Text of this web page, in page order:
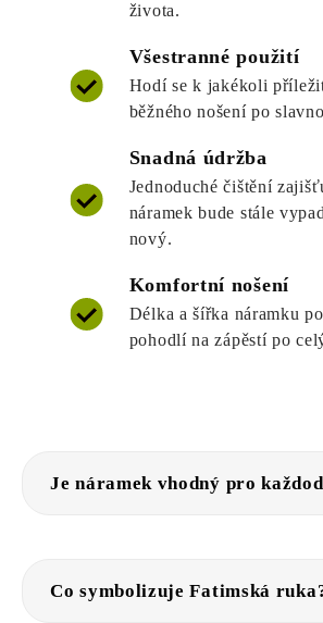
života.
Všestranné použití
Hodí se k jakékoli
běžného nošení po
Snadná údržba
Jednoduché čištění
náramek bude stále
nový.
Komfortní nošení
Délka a šířka náramku
pohodlí na zápěstí po
Je náramek vhodný pro
Co symbolizuje Fatimská